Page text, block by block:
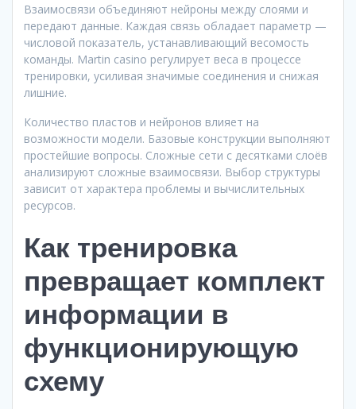
Взаимосвязи объединяют нейроны между слоями и
передают данные. Каждая связь обладает параметр —
числовой показатель, устанавливающий весомость
команды. Martin casino регулирует веса в процессе
тренировки, усиливая значимые соединения и снижая
лишние.
Количество пластов и нейронов влияет на
возможности модели. Базовые конструкции выполняют
простейшие вопросы. Сложные сети с десятками слоёв
анализируют сложные взаимосвязи. Выбор структуры
зависит от характера проблемы и вычислительных
ресурсов.
Как тренировка
превращает комплект
информации в
функционирующую
схему